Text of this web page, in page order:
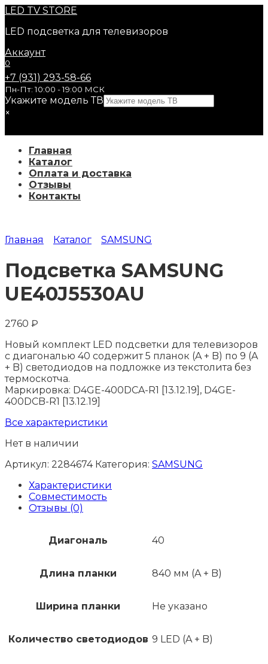
Перейти
содержанию
LED TV STORE
LED подсветка для телевизоров
Аккаунт
0
+7 (931) 293-58-66
Пн-Пт: 10:00 - 19:00 МСК
Укажите модель ТВ
×
Главная
Каталог
Оплата и доставка
Отзывы
Контакты
Главная Каталог SAMSUNG
Подсветка SAMSUNG
UE40J5530AU
2760 ₽
Новый комплект LED подсветки для телевизоров
с диагональю 40 содержит 5 планок (A + B) по 9 (A
+ B) светодиодов на подложке из текстолита без
термоскотча.
Маркировка: D4GE-400DCA-R1 [13.12.19], D4GE-
400DCB-R1 [13.12.19]
Все характеристики
Нет в наличии
Артикул: 2284674 Категория: SAMSUNG
Характеристики
Совместимость
Отзывы (0)
Диагональ 40
Длина планки 840 мм (A + B)
Ширина планки Не указано
Количество светодиодов 9 LED (A + B)